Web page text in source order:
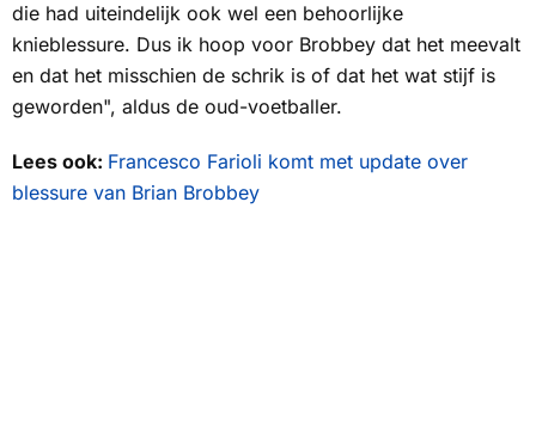
die had uiteindelijk ook wel een behoorlijke
knieblessure. Dus ik hoop voor Brobbey dat het meevalt
en dat het misschien de schrik is of dat het wat stijf is
geworden", aldus de oud-voetballer.
Lees ook: Francesco Farioli komt met update over
blessure van Brian Brobbey